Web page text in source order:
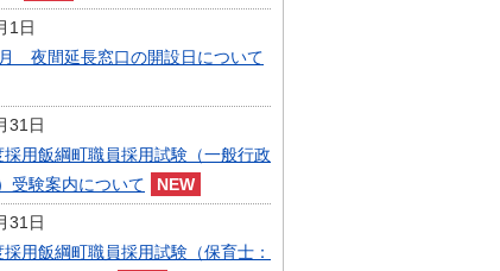
1日
夜間延長窓口の開設日について
31日
用飯綱町職員採用試験（一般行政
受験案内について
31日
用飯綱町職員採用試験（保育士：